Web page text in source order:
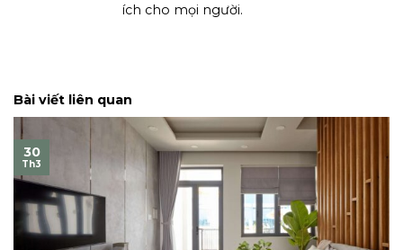
ích cho mọi người.
Bài viết liên quan
30
Th3